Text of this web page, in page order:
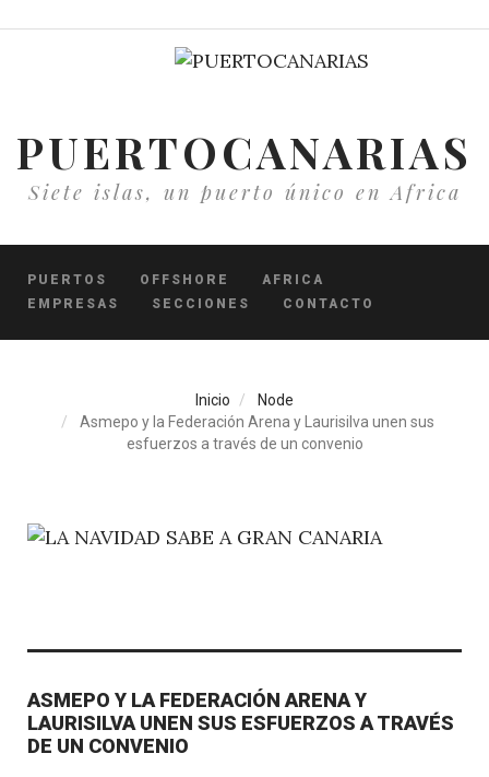
PUERTOCANARIAS
Siete islas, un puerto único en Africa
PUERTOS OFFSHORE
AFRICA
EMPRESAS
SECCIONES CONTACTO
Inicio
Node
Asmepo y la Federación Arena y Laurisilva unen sus
esfuerzos a través de un convenio
ASMEPO Y LA FEDERACIÓN ARENA Y
LAURISILVA UNEN SUS ESFUERZOS A TRAVÉS
DE UN CONVENIO